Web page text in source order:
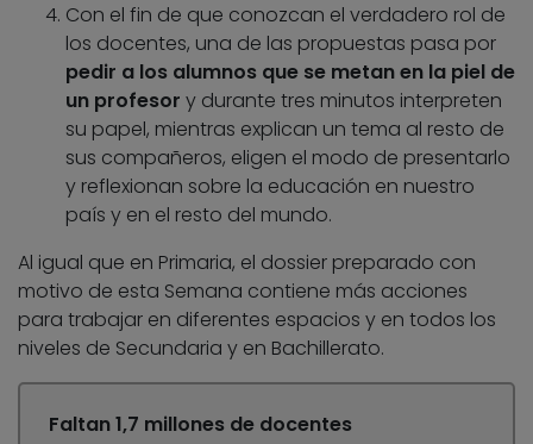
Con el fin de que conozcan el verdadero rol de
los docentes, una de las propuestas pasa por
pedir a los alumnos que se metan en la piel de
un profesor y durante tres minutos interpreten
su papel, mientras explican un tema al resto de
sus compañeros, eligen el modo de presentarlo
y reflexionan sobre la educación en nuestro
país y en el resto del mundo.
Al igual que en Primaria, el dossier preparado con
motivo de esta Semana contiene más acciones
para trabajar en diferentes espacios y en todos los
niveles de Secundaria y en Bachillerato.
Faltan 1,7 millones de docentes